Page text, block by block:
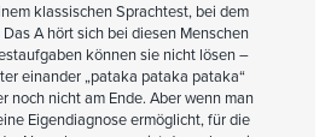
klassischen Sprachtest, bei dem
A hört sich bei diesen Menschen
können sie nicht lösen –
einander „pataka pataka pataka“
noch nicht am Ende. Aber wenn man
Eigendiagnose ermöglicht, für die